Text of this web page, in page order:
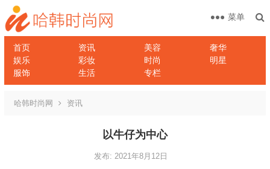
首页 资讯 美容
奢华
娱乐
彩妆 时尚
明星
服饰
生活 专栏
菜单
哈韩时尚网 资讯
以牛仔为中心
发布: 2021年8月12日